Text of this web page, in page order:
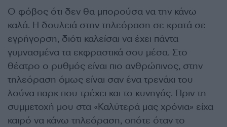
Ο φόβος ότι δεν θα μπορούσα να την κάνω
καλά. Η δουλειά στην τηλεόραση σε κρατά σε
εγρήγορση, διότι καλείσαι να έχει πάντα
γυμνασμένα τα εκφραστικά σου μέσα. Στο
θέατρο ο ρυθμός είναι πιο ανθρώπινος, στην
τηλεόραση όμως είναι σαν ένα τρενάκι του
λούνα παρκ που τρέχει και το κυνηγάς. Πριν τη
συμμετοχή μου στα «Καλύτερά μας χρόνια» είχα
καιρό να κάνω τηλεόραση, οπότε όταν το